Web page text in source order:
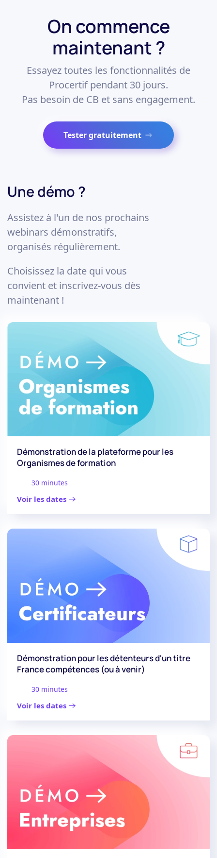
On commence
maintenant ?
Essayez toutes les fonctionnalités de
Procertif pendant 30 jours.
Pas besoin de CB et sans engagement.
Tester gratuitement
Une démo ?
Assistez à l'un de nos prochains
webinars démonstratifs,
organisés régulièrement.
Choisissez la date qui vous
convient et inscrivez-vous dès
maintenant !
Démonstration de la plateforme pour les
Organismes de formation
30 minutes
Voir les dates
Démonstration pour les détenteurs d'un titre
France compétences (ou à venir)
30 minutes
Voir les dates